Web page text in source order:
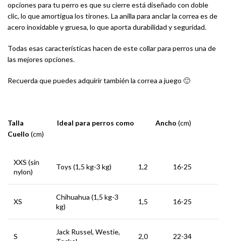
opciones para tu perro es que su cierre está diseñado con doble
clic, lo que amortigua los tirones. La anilla para anclar la correa es de
acero inoxidable y gruesa, lo que aporta durabilidad y seguridad.
Todas esas características hacen de este collar para perros una de
las mejores opciones.
Recuerda que puedes adquirir también la correa a juego 🙂
Talla Ideal para perros como Ancho (cm)
Cuello (cm)
XXS (sin
nylon)
Toys (1,5 kg-3 kg) 1,2 16-25
XS
Chihuahua (1,5 kg-3
kg)
1,5 16-25
S
Jack Russel, Westie,
2,0 22-34